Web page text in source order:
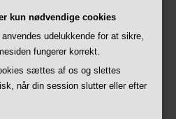
ThemeZee.
kun nødvendige cookies
udelukkende for at sikre,
fungerer korrekt.
sættes af os og slettes
når din session slutter eller efter